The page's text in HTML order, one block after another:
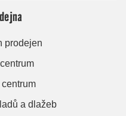
prodejen
a dlažeb